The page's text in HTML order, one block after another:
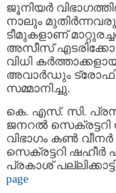
ജൂനിയര്‍
നാലും
ടീമുകളാണ്
അസീസ്
വിധി
അവാര്‍ഡും
സമ്മാനിച്ചു.
കെ. എസ്. സി.
ജനറല്‍
വിഭാഗം കണ്‍ വീനര്‍
സെക്രട്ടറി ഷഹീര്‍
പ്രകാശ്
page